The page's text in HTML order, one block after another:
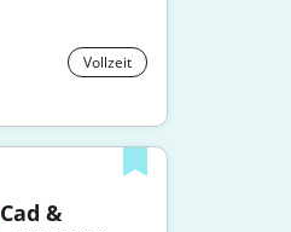
Vollzeit
&